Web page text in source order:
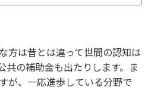
方は昔とは違って世間の認知は
共の補助金も出たりします。ま
が、一応進歩している分野で